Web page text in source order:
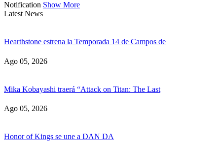
Notification Show More
Latest News
Hearthstone estrena la Temporada 14 de Campos de
Ago 05, 2026
Mika Kobayashi traerá “Attack on Titan: The Last
Ago 05, 2026
Honor of Kings se une a DAN DA